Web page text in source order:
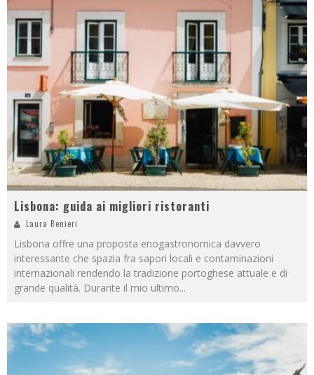
Lisbona: guida ai migliori ristoranti
Laura Renieri
Lisbona offre una proposta enogastronomica davvero
interessante che spazia fra sapori locali e contaminazioni
internazionali rendendo la tradizione portoghese attuale e di
grande qualità. Durante il mio ultimo...